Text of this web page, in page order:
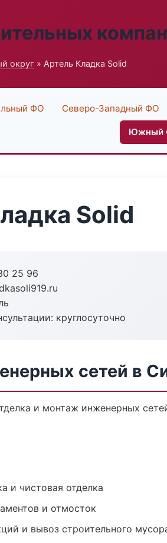
округ » Артель Кладка Solid
ФО Северо-Западный ФО
Южный
Solid
25 96
круглосуточно
сетей в
и монтаж инженерных
и чистовая отделка
и отмосток
и вывоз строительного